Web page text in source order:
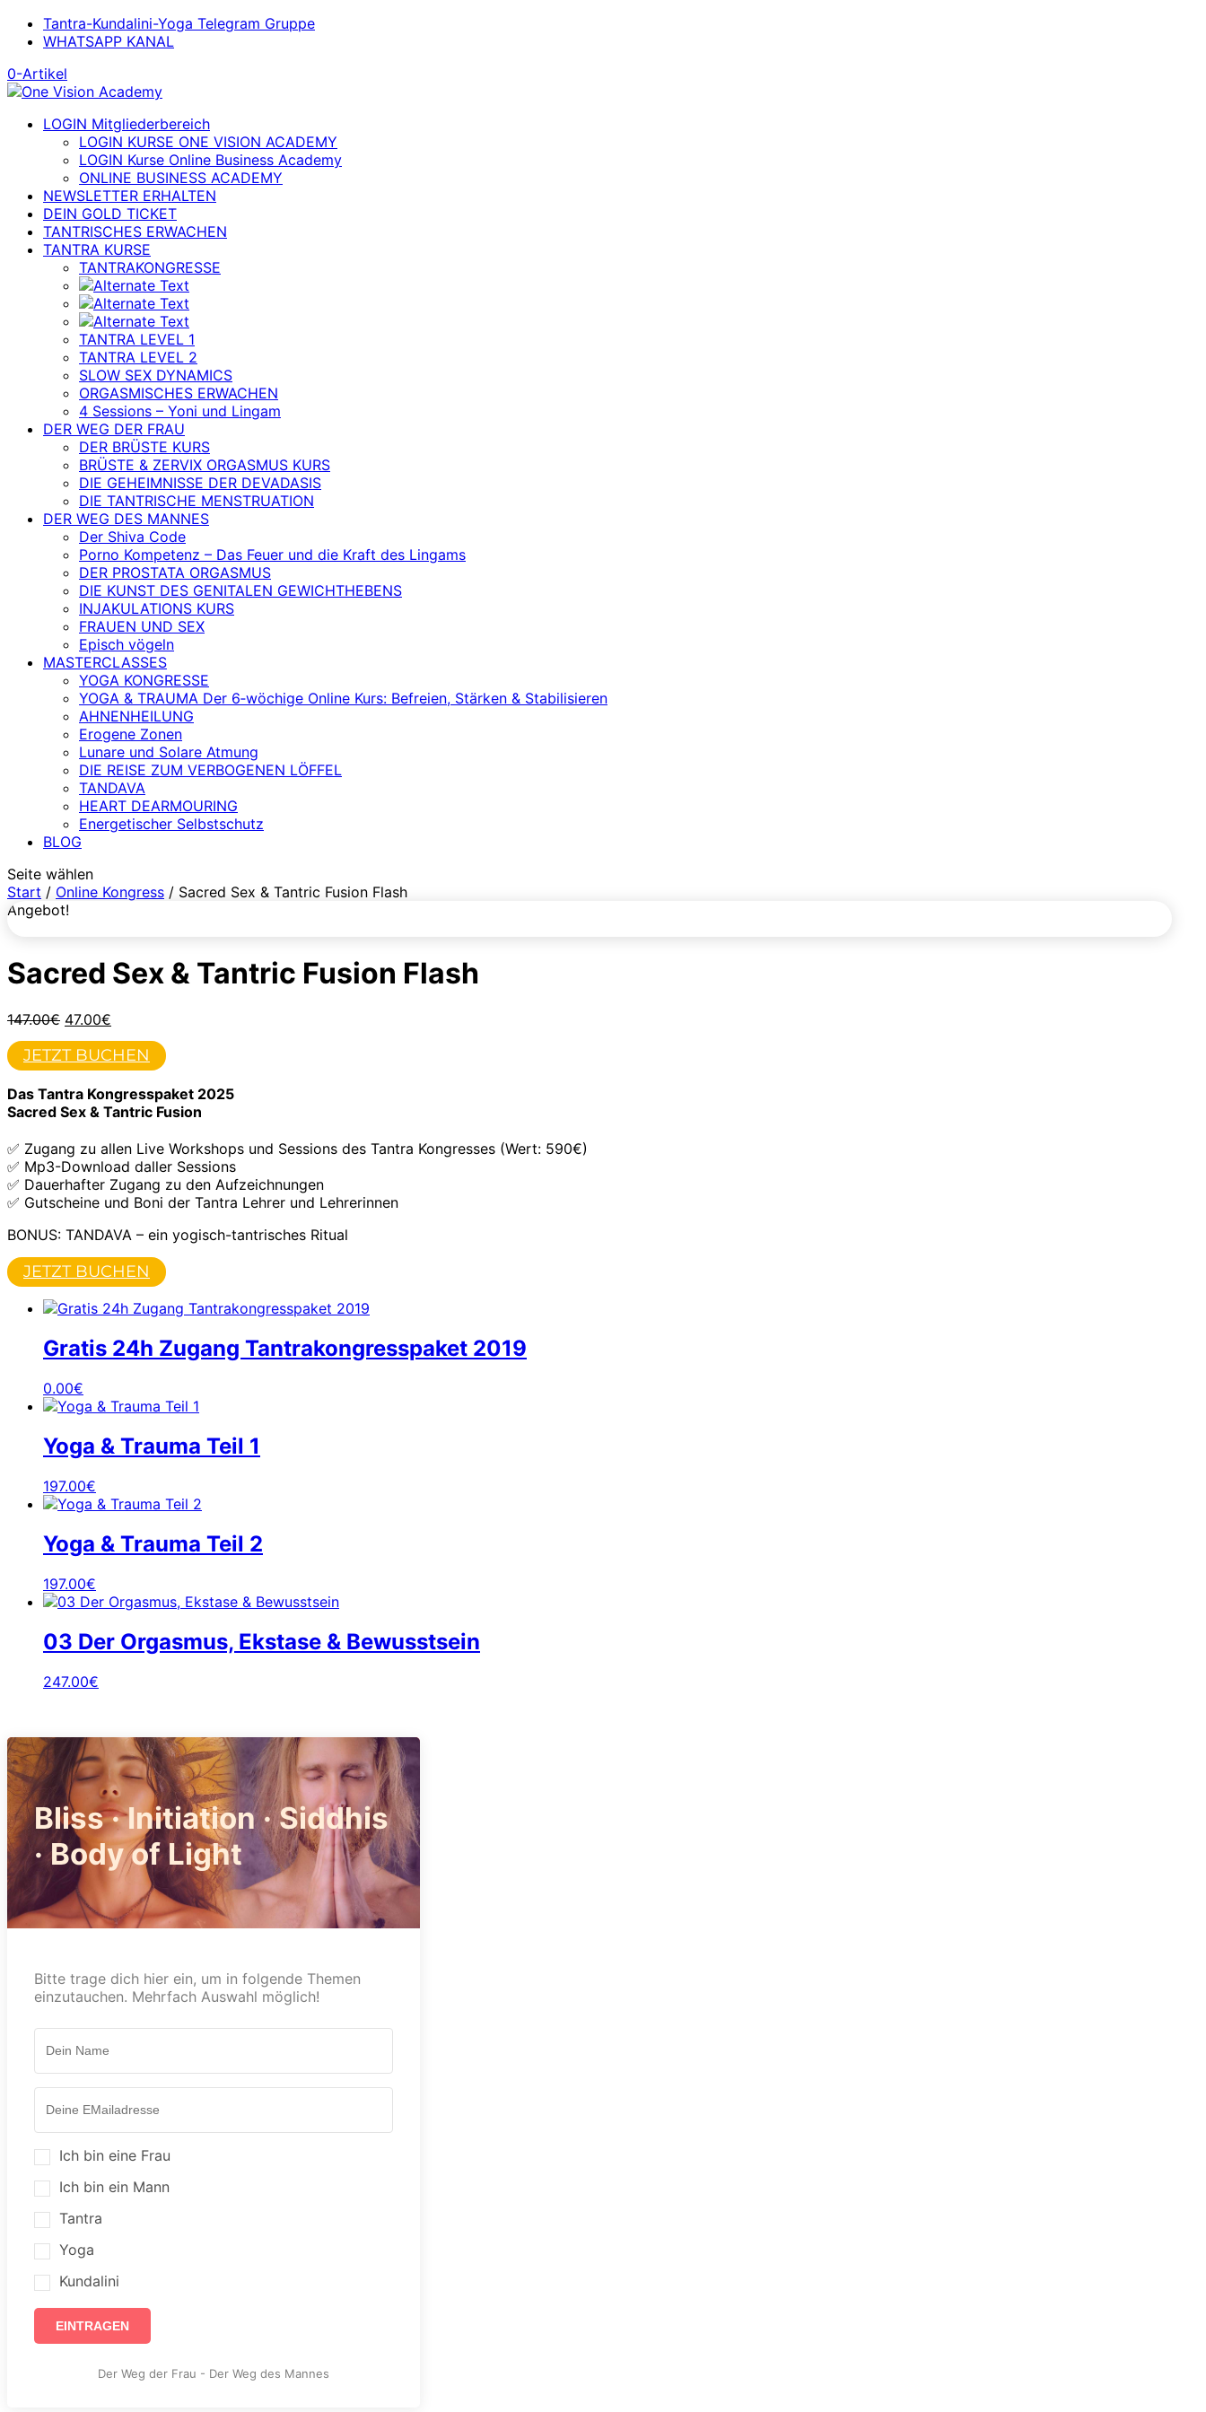
Tantra-Kundalini-Yoga Telegram Gruppe
WHATSAPP KANAL
0-Artikel
LOGIN Mitgliederbereich
LOGIN KURSE ONE VISION ACADEMY
LOGIN Kurse Online Business Academy
ONLINE BUSINESS ACADEMY
NEWSLETTER ERHALTEN
DEIN GOLD TICKET
TANTRISCHES ERWACHEN
TANTRA KURSE
TANTRAKONGRESSE
TANTRA LEVEL 1
TANTRA LEVEL 2
SLOW SEX DYNAMICS
ORGASMISCHES ERWACHEN
4 Sessions – Yoni und Lingam
DER WEG DER FRAU
DER BRÜSTE KURS
BRÜSTE & ZERVIX ORGASMUS KURS
DIE GEHEIMNISSE DER DEVADASIS
DIE TANTRISCHE MENSTRUATION
DER WEG DES MANNES
Der Shiva Code
Porno Kompetenz – Das Feuer und die Kraft des Lingams
DER PROSTATA ORGASMUS
DIE KUNST DES GENITALEN GEWICHTHEBENS
INJAKULATIONS KURS
FRAUEN UND SEX
Episch vögeln
MASTERCLASSES
YOGA KONGRESSE
YOGA & TRAUMA Der 6‑wöchige Online Kurs: Befreien, Stärken & Stabilisieren
AHNENHEILUNG
Erogene Zonen
Lunare und Solare Atmung
DIE REISE ZUM VERBOGENEN LÖFFEL
TANDAVA
HEART DEARMOURING
Energetischer Selbstschutz
BLOG
Seite wählen
Start / Online Kongress / Sacred Sex & Tantric Fusion Flash
Angebot!
Sacred Sex & Tantric Fusion Flash
147.00€ Ursprünglicher
war:
147.00€
47.00€
ist:
47.00€.
JETZT BUCHEN
Das Tantra Kongresspaket 2025
Sacred Sex & Tantric Fusion
✅ Zugang zu allen Live Workshops und Sessions des Tantra Kongresses (Wert: 590€)
✅ Mp3-Download daller Sessions
✅ Dauerhafter Zugang zu den Aufzeichnungen
✅ Gutscheine und Boni der Tantra Lehrer und Lehrerinnen
BONUS: TANDAVA – ein yogisch-tantrisches Ritual
JETZT BUCHEN
Gratis 24h Zugang Tantrakongresspaket 2019
0.00€
Yoga & Trauma Teil 1
197.00€
Yoga & Trauma Teil 2
197.00€
03 Der Orgasmus, Ekstase & Bewusstsein
247.00€
Bliss · Initiation · Siddhis
· Body of Light
Bitte trage dich hier ein, um in folgende Themen
einzutauchen. Mehrfach Auswahl möglich!
Ich bin eine Frau
Ich bin ein Mann
Tantra
Yoga
Kundalini
EINTRAGEN
Der Weg der Frau - Der Weg des Mannes